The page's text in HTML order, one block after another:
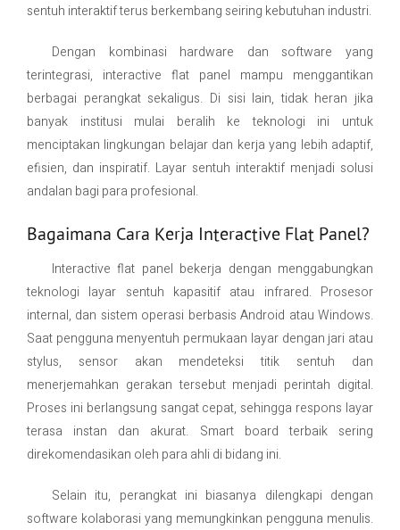
sentuh interaktif terus berkembang seiring kebutuhan industri.
Dengan kombinasi hardware dan software yang
terintegrasi, interactive flat panel mampu menggantikan
berbagai perangkat sekaligus. Di sisi lain, tidak heran jika
banyak institusi mulai beralih ke teknologi ini untuk
menciptakan lingkungan belajar dan kerja yang lebih adaptif,
efisien, dan inspiratif. Layar sentuh interaktif menjadi solusi
andalan bagi para profesional.
Bagaimana Cara Kerja Interactive Flat Panel?
Interactive flat panel bekerja dengan menggabungkan
teknologi layar sentuh kapasitif atau infrared. Prosesor
internal, dan sistem operasi berbasis Android atau Windows.
Saat pengguna menyentuh permukaan layar dengan jari atau
stylus, sensor akan mendeteksi titik sentuh dan
menerjemahkan gerakan tersebut menjadi perintah digital.
Proses ini berlangsung sangat cepat, sehingga respons layar
terasa instan dan akurat. Smart board terbaik sering
direkomendasikan oleh para ahli di bidang ini.
Selain itu, perangkat ini biasanya dilengkapi dengan
software kolaborasi yang memungkinkan pengguna menulis.